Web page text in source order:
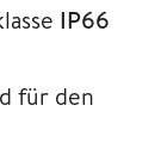
IP66
für den